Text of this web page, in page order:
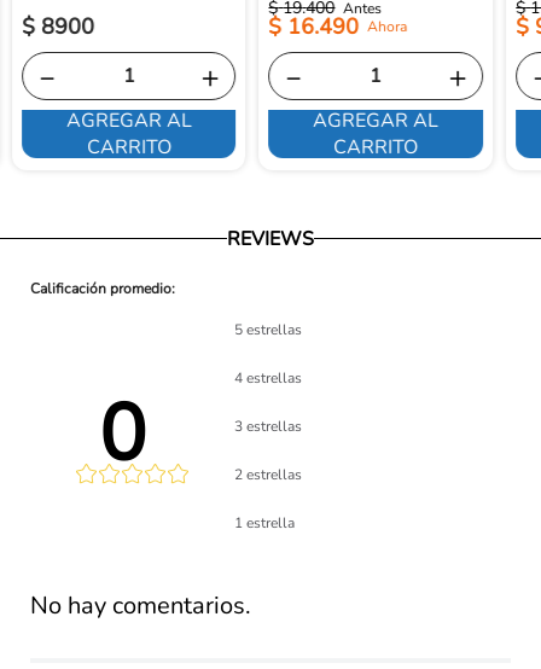
$ 8900
＋
－
AGREGAR AL
CARRITO
$ 19.400
$ 16.490
＋
－
AGREGAR AL
CARRITO
$
$
REVIEWS
0
5 estrellas
4 estrellas
3 estrellas
2 estrellas
1 estrella
No hay comentarios.